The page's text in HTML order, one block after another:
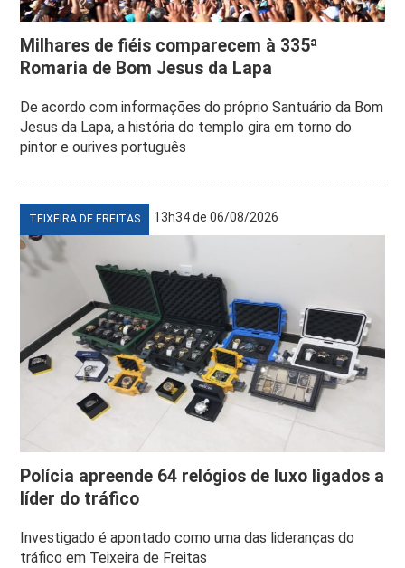
Milhares de fiéis comparecem à 335ª
Romaria de Bom Jesus da Lapa
De acordo com informações do próprio Santuário da Bom
Jesus da Lapa, a história do templo gira em torno do
pintor e ourives português
TEIXEIRA DE FREITAS 13h34 de 06/08/2026
Polícia apreende 64 relógios de luxo ligados a
líder do tráfico
Investigado é apontado como uma das lideranças do
tráfico em Teixeira de Freitas